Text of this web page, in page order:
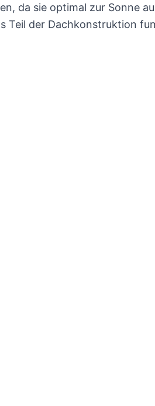
da sie optimal zur Sonne
Teil der Dachkonstruktion